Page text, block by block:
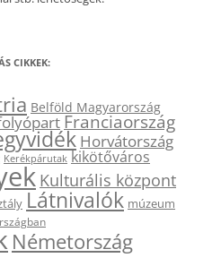
CIKKEK:
Belföld Magyarország
Franciaország
Horvátország
Kerékpárutak kikötőváros
Kulturális központ
Látnivalók múzeum
Németország